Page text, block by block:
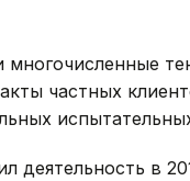
частных
деятельность в